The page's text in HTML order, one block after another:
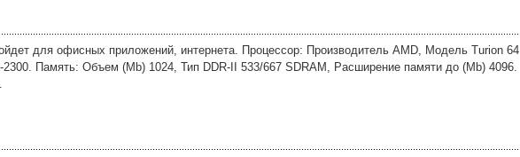
для офисных приложений, интернета. Процессор: Производитель AMD, Модель Turion 64
2300. Память: Объем (Mb) 1024, Тип DDR-II 533/667 SDRAM, Расширение памяти до (Mb) 4096.